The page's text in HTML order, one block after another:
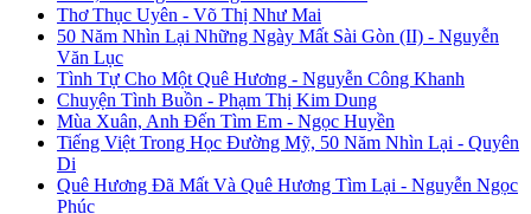
Thơ Thục Uyên - Võ Thị Như Mai
50 Năm Nhìn Lại Những Ngày Mất Sài Gòn (II) - Nguyễn
Văn Lục
Tình Tự Cho Một Quê Hương - Nguyễn Công Khanh
Chuyện Tình Buồn - Phạm Thị Kim Dung
Mùa Xuân, Anh Đến Tìm Em - Ngọc Huyền
Tiếng Việt Trong Học Đường Mỹ, 50 Năm Nhìn Lại - Quyên
Di
Quê Hương Đã Mất Và Quê Hương Tìm Lại - Nguyễn Ngọc
Phúc